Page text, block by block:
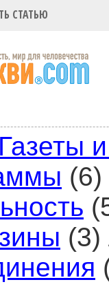
СТАТЬЮ
Газеты
(6)
(3)